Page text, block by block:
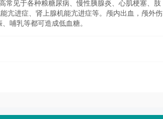
常见于各种粮糖尿病、慢性胰腺炎、心肌梗塞、肢
亢进症、肾上腺机能亢进症等。颅内出血，颅外伤
哺乳等都可造成低血糖。